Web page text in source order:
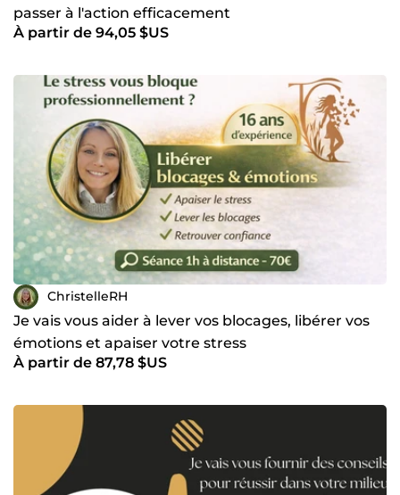
passer à l'action efficacement
À partir de 94,05 $US
ChristelleRH
Je vais vous aider à lever vos blocages, libérer vos
émotions et apaiser votre stress
À partir de 87,78 $US